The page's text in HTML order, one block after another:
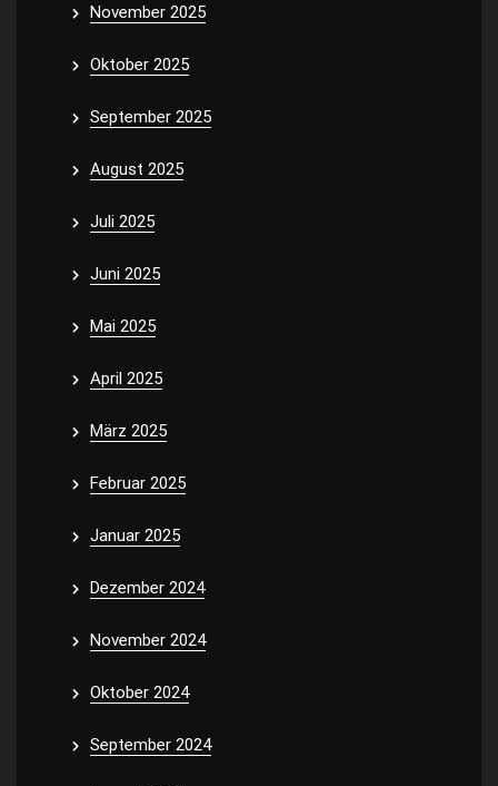
November 2025
Oktober 2025
September 2025
August 2025
Juli 2025
Juni 2025
Mai 2025
April 2025
März 2025
Februar 2025
Januar 2025
Dezember 2024
November 2024
Oktober 2024
September 2024